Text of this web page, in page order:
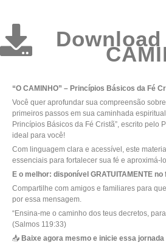
“O CAMINHO” – Princípios Básicos da Fé
Você quer aprofundar sua compreensão
primeiros passos em sua caminhada
Princípios Básicos da Fé Cristã”, escrito pelo
ideal para você!
Com linguagem clara e acessível, este
essenciais para fortalecer sua fé e aproximá-
E o melhor: disponível GRATUITAMENTE
Compartilhe com amigos e familiares para
por essa mensagem.
“Ensina-me o caminho dos teus decretos,
(Salmos 119:33)
📥 Baixe agora mesmo e inicie essa